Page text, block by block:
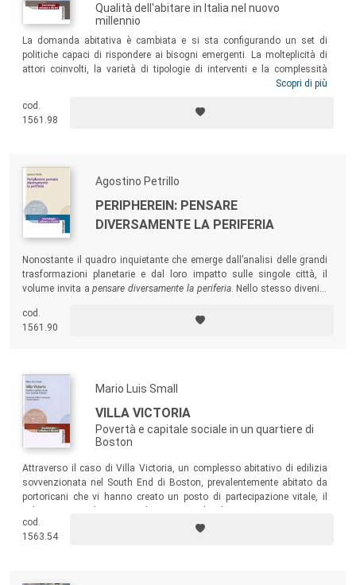
Qualità dell'abitare in Italia nel nuovo
millennio
La domanda abitativa è cambiata e si sta configurando un set di
politiche capaci di rispondere ai bisogni emergenti. La molteplicità di
attori coinvolti, la varietà di tipologie di interventi e la complessità
nell’identificare il bisogno hanno reso necessario l’introduzione di un
scommessa di questa nuova filosofia è rispondere agli attuali bisogni
offrendo soluzioni abitative che non solo rispettino standard di
Scopri di più
cod.
1561.98
Agostino Petrillo
PERIPHEREIN: PENSARE
DIVERSAMENTE LA PERIFERIA
Nonostante il quadro inquietante che emerge dall’analisi delle grandi
trasformazioni planetarie e dal loro impatto sulle singole città, il
volume invita apensare diversamente la periferia. Nello stesso divenire
la possibilità di un recupero generalizzato della dimensione urbana e
di modalità di vita associata più civili e giuste.
cod.
1561.90
Mario Luis Small
VILLA VICTORIA
Povertà e capitale sociale in un quartiere di
Boston
Attraverso il caso di Villa Victoria, un complesso abitativo di edilizia
sovvenzionata nel South End di Boston, prevalentemente abitato da
portoricani che vi hanno creato un posto di partecipazione vitale, il
mantenere il loro capitale sociale, per riuscire a prevenire il
deterioramento delle relazioni sociali in altri quartieri poveri.
cod.
1563.54